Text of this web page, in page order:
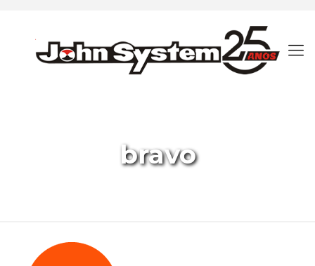
bravo